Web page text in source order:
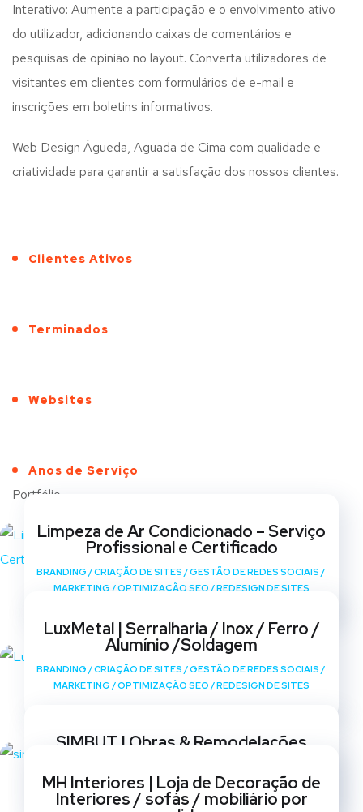
Interativo: Aumente a participação e o envolvimento ativo
do utilizador, adicionando caixas de comentários e
pesquisas de opinião no layout. Converta utilizadores de
visitantes em clientes com formulários de e-mail e
inscrições em boletins informativos.
Web Design Águeda, Aguada de Cima com qualidade e
criatividade para garantir a satisfação dos nossos clientes.
Clientes Ativos
Terminados
Websites
Anos de Serviço
Portfólio
Limpeza de Ar Condicionado – Serviço
Profissional e Certificado
BRANDING /CRIAÇÃO DE SITES /GESTÃO DE REDES SOCIAIS /
MARKETING /OPTIMIZAÇÃO SEO /REDESIGN DE SITES
LuxMetal | Serralharia / Inox / Ferro /
Alumínio /Soldagem
BRANDING /CRIAÇÃO DE SITES /GESTÃO DE REDES SOCIAIS /
MARKETING /OPTIMIZAÇÃO SEO /REDESIGN DE SITES
SIMBUT | Obras & Remodelações
MARKETING/OPTIMIZAÇÃO SEO REDESIGN DE SITES
MH Interiores | Loja de Decoração de
Interiores / sofás / mobiliário por